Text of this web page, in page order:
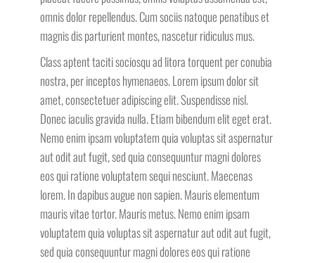
omnis dolor repellendus. Cum sociis natoque penatibus et
magnis dis parturient montes, nascetur ridiculus mus.
Class aptent taciti sociosqu ad litora torquent per conubia
nostra, per inceptos hymenaeos. Lorem ipsum dolor sit
amet, consectetuer adipiscing elit. Suspendisse nisl.
Donec iaculis gravida nulla. Etiam bibendum elit eget erat.
Nemo enim ipsam voluptatem quia voluptas sit aspernatur
aut odit aut fugit, sed quia consequuntur magni dolores
eos qui ratione voluptatem sequi nesciunt. Maecenas
lorem. In dapibus augue non sapien. Mauris elementum
mauris vitae tortor. Mauris metus. Nemo enim ipsam
voluptatem quia voluptas sit aspernatur aut odit aut fugit,
sed quia consequuntur magni dolores eos qui ratione